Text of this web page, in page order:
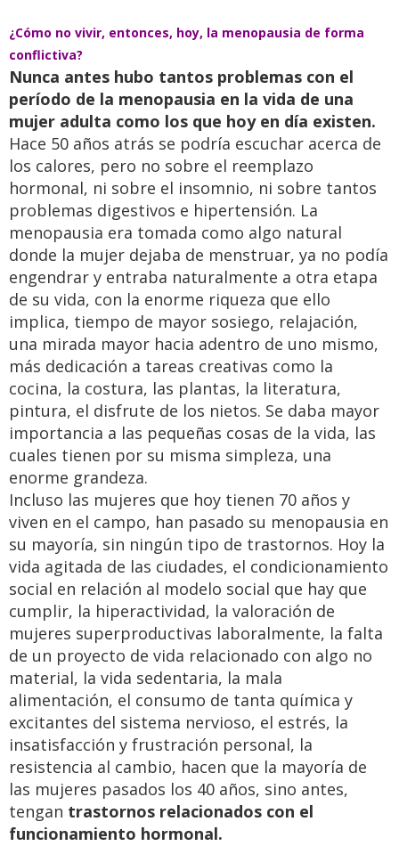
¿Cómo no vivir, entonces, hoy, la menopausia de forma
conflictiva?
Nunca antes hubo tantos problemas con el
período de la menopausia en la vida de una
mujer adulta como los que hoy en día existen.
Hace 50 años atrás se podría escuchar acerca de
los calores, pero no sobre el reemplazo
hormonal, ni sobre el insomnio, ni sobre tantos
problemas digestivos e hipertensión. La
menopausia era tomada como algo natural
donde la mujer dejaba de menstruar, ya no podía
engendrar y entraba naturalmente a otra etapa
de su vida, con la enorme riqueza que ello
implica, tiempo de mayor sosiego, relajación,
una mirada mayor hacia adentro de uno mismo,
más dedicación a tareas creativas como la
cocina, la costura, las plantas, la literatura,
pintura, el disfrute de los nietos. Se daba mayor
importancia a las pequeñas cosas de la vida, las
cuales tienen por su misma simpleza, una
enorme grandeza.
Incluso las mujeres que hoy tienen 70 años y
viven en el campo, han pasado su menopausia en
su mayoría, sin ningún tipo de trastornos. Hoy la
vida agitada de las ciudades, el condicionamiento
social en relación al modelo social que hay que
cumplir, la hiperactividad, la valoración de
mujeres superproductivas laboralmente, la falta
de un proyecto de vida relacionado con algo no
material, la vida sedentaria, la mala
alimentación, el consumo de tanta química y
excitantes del sistema nervioso, el estrés, la
insatisfacción y frustración personal, la
resistencia al cambio, hacen que la mayoría de
las mujeres pasados los 40 años, sino antes,
tengan trastornos relacionados con el
funcionamiento hormonal.